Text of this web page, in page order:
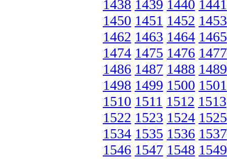
1438 1439 1440 1441
1450 1451 1452 1453
1462 1463 1464 1465
1474 1475 1476 1477
1486 1487 1488 1489
1498 1499 1500 1501
1510 1511 1512 1513
1522 1523 1524 1525
1534 1535 1536 1537
1546 1547 1548 1549